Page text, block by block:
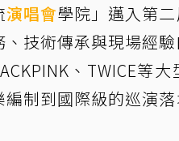
演唱會學院」邁入第
技術傳承與現場經
、TWICE等
編制到國際級的巡演